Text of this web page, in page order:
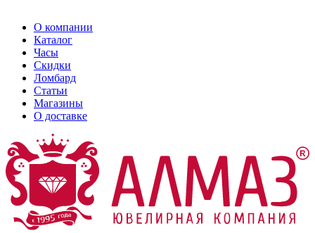
О компании
Каталог
Часы
Скидки
Ломбард
Статьи
Магазины
О доставке